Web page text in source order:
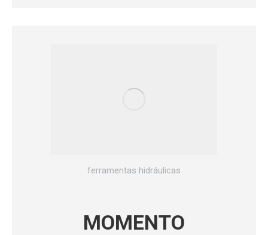
ferramentas hidráulicas
MOMENTO